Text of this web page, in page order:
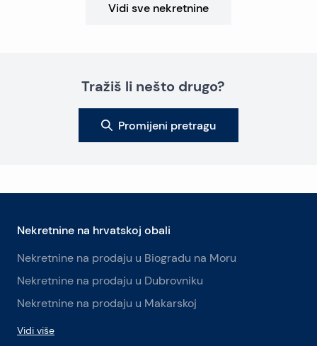
Vidi sve nekretnine
Tražiš li nešto drugo?
Promijeni pretragu
Nekretnine na hrvatskoj obali
Nekretnine na prodaju u Biogradu na Moru
Nekretnine na prodaju u Dubrovniku
Nekretnine na prodaju u Makarskoj
Vidi više